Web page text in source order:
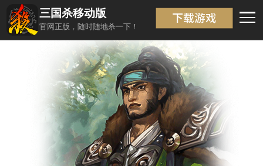
三国杀移动版
官网正版，随时随地杀一下！
返回